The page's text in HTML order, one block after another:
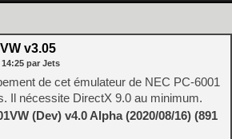
v3.05
14:25 par Jets
de cet émulateur de NEC PC-6001
Il nécessite DirectX 9.0 au minimum.
(Dev) v4.0 Alpha (2020/08/16) (891